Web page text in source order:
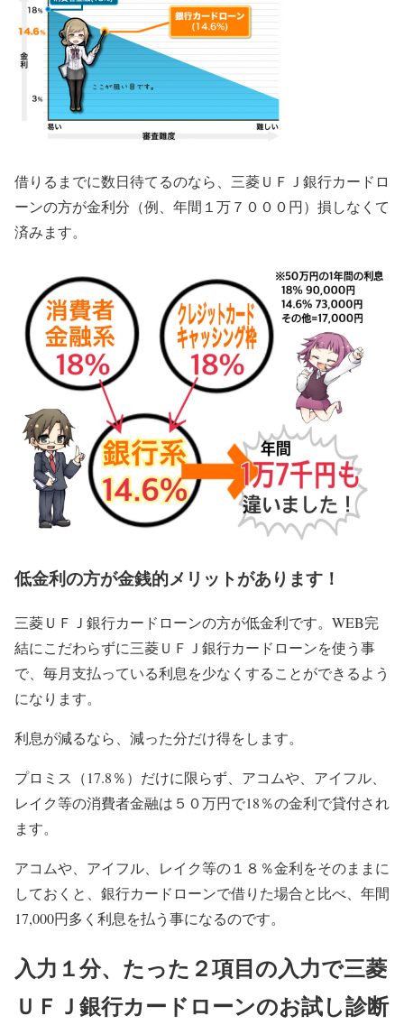
借りるまでに数日待てるのなら、三菱ＵＦＪ銀行カードロ
ーンの方が金利分（例、年間１万７０００円）損しなくて
済みます。
低金利の方が金銭的メリットがあります！
三菱ＵＦＪ銀行カードローンの方が低金利です。WEB完
結にこだわらずに三菱ＵＦＪ銀行カードローンを使う事
で、毎月支払っている利息を少なくすることができるよう
になります。
利息が減るなら、減った分だけ得をします。
プロミス（17.8％）だけに限らず、アコムや、アイフル、
レイク等の消費者金融は５０万円で18％の金利で貸付され
ます。
アコムや、アイフル、レイク等の１８％金利をそのままに
しておくと、銀行カードローンで借りた場合と比べ、年間
17,000円多く利息を払う事になるのです。
入力１分、たった２項目の入力で三菱
ＵＦＪ銀行カードローンのお試し診断